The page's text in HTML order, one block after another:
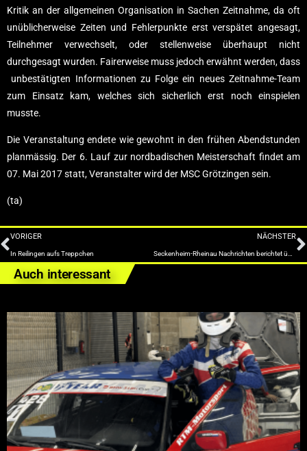
Kritik an der allgemeinen Organisation in Sachen Zeitnahme, da oft
unüblicherweise Zeiten und Fehlerpunkte erst verspätet angesagt,
Teilnehmer verwechselt, oder stellenweise überhaupt nicht
durchgesagt wurden. Fairerweise muss jedoch erwähnt werden, dass
unbestätigten Informationen zu Folge ein neues Zeitnahme-Team
zum Einsatz kam, welches sich sicherlich erst noch einspielen
musste.
Die Veranstaltung endete wie gewohnt in den frühen Abendstunden
planmässig. Der 6. Lauf zur nordbadischen Meisterschaft findet am
07. Mai 2017 statt, Veranstalter wird der MSC Grötzingen sein.
(ta)
VORIGER
In Reilingen aufs Treppchen
NÄCHSTER
Seckenheim-Rheinau Nachrichten berichtet über Louis Arnold
Auch interessant